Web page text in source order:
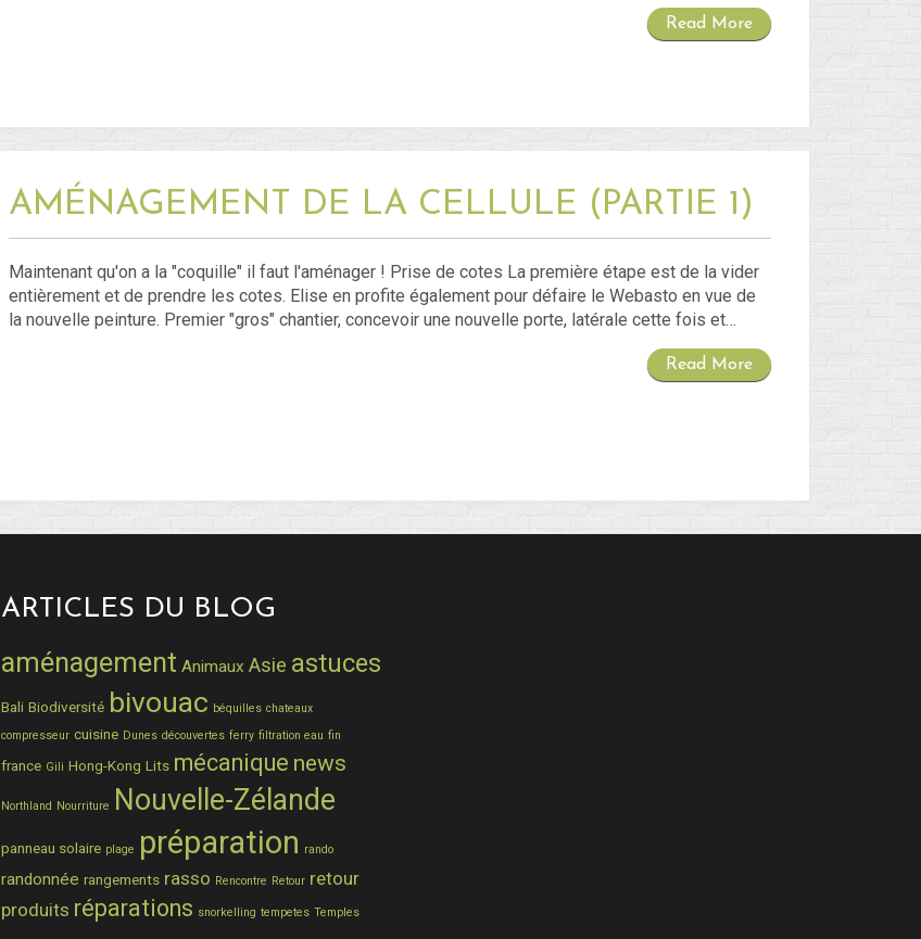
Flux des commentaires
Read More
AMÉNAGEMENT DE LA CELLULE (PARTIE 1)
Maintenant qu'on a la "coquille" il faut l'aménager ! Prise de cotes La première étape est de la vider
entièrement et de prendre les cotes. Elise en profite également pour défaire le Webasto en vue de
la nouvelle peinture. Premier "gros" chantier, concevoir une nouvelle porte, latérale cette fois et…
Read More
ARTICLES DU BLOG
aménagement Animaux Asie astuces
Bali Biodiversité bivouac béquilles chateaux
compresseur cuisine Dunes découvertes ferry filtration eau fin
france Gili Hong-Kong Lits mécanique news
Northland Nourriture Nouvelle-Zélande
panneau solaire plage préparation rando
randonnée rangements rasso Rencontre Retour retour
produits réparations snorkelling tempetes Temples